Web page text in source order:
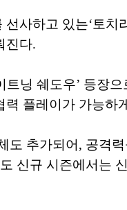
사하고 있는‘토
진다.
닝 쉐도우’ 등장
플레이가 가능하
추가되어, 공격
신규 시즌에서는